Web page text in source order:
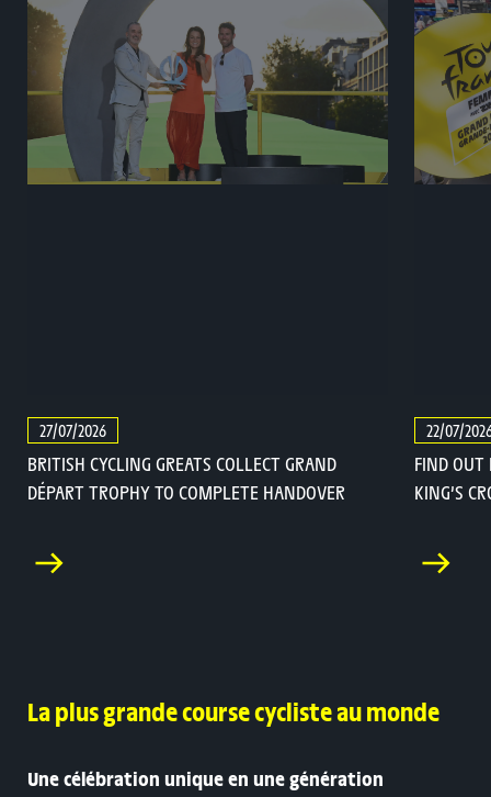
27/07/2026
BRITISH CYCLING GREATS COLLECT GRAND
DÉPART TROPHY TO COMPLETE HANDOVER
22/07/
FIND OUT
KING’S
La plus grande course cycliste au monde
Une célébration unique en une génération